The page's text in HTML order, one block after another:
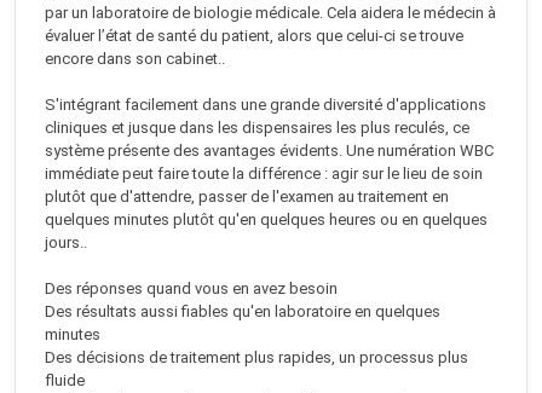
par un laboratoire de biologie médicale. Cela aidera le médecin à
évaluer l’état de santé du patient, alors que celui-ci se trouve
encore dans son cabinet..
S'intégrant facilement dans une grande diversité d'applications
cliniques et jusque dans les dispensaires les plus reculés, ce
système présente des avantages évidents. Une numération WBC
immédiate peut faire toute la différence : agir sur le lieu de soin
plutôt que d'attendre, passer de l'examen au traitement en
quelques minutes plutôt qu'en quelques heures ou en quelques
jours..
Des réponses quand vous en avez besoin
Des résultats aussi fiables qu'en laboratoire en quelques
minutes
Des décisions de traitement plus rapides, un processus plus
fluide